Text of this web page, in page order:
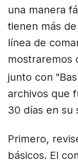
una manera
tienen más
línea de
mostraremos
junto con
archivos que
30 días en su
Primero,
básicos. El